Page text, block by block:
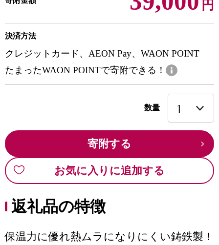
円
決済方法
クレジットカード、AEON Pay、WAON POINT
たまったWAON POINTで寄附できる！
数量
寄附する
お気に入りに追加する
返礼品の特徴
保温力に優れ熱ムラになりにくい鋳鉄製！